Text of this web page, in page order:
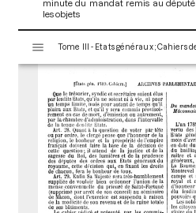
minute du mandat remis au
les objets
s